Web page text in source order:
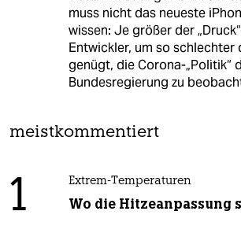
muss nicht das neueste
wissen: Je größer der
Entwickler, um so schlechter
genügt, die Corona-„Politik“
Bundesregierung zu
meistkommentiert
1 Extrem-Temperaturen
Wo die Hitzeanpassung